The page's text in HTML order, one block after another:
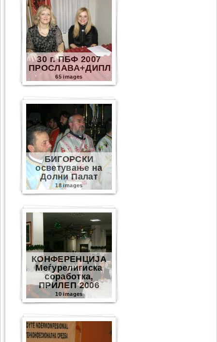
30 г. ПБФ 2007
ПРОСЛАВА+ДИПЛОМИ
65 images
БИГОРСКИ
осветување на
Долни Палат
18 images
КОНФЕРЕНЦИЈА
Меѓурелигиска
соработка,
ПРИЛЕП 2006
10 images